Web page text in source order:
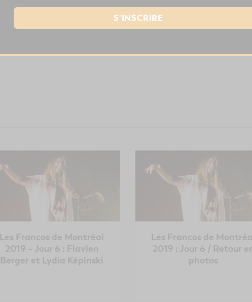
Les Francos de Montréal
2019 – Jour 6 : Flavien
Berger et Lydia Képinski
Les Francos de
2019 : Jour 6 / Retour
photos